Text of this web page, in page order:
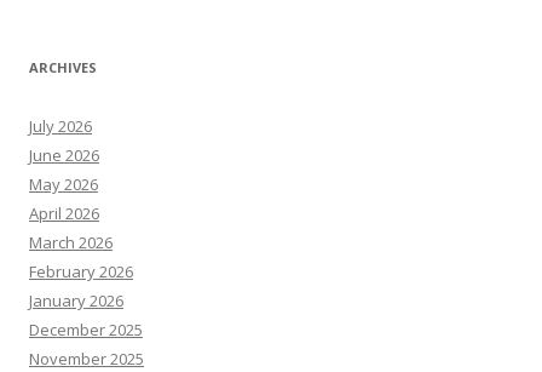
ARCHIVES
July 2026
June 2026
May 2026
April 2026
March 2026
February 2026
January 2026
December 2025
November 2025